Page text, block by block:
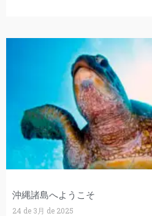
沖縄諸島へようこそ
24 de 3月 de 2025